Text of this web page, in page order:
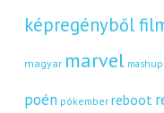
képregényből
magyar marvel mashup
poén pókember reboot